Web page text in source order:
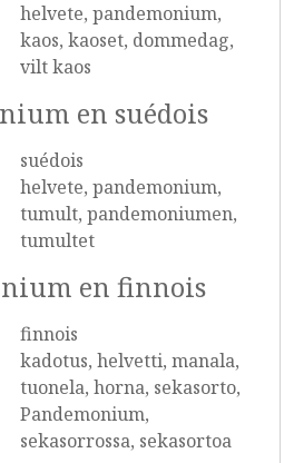
helvete, pandemonium,
kaos, kaoset, dommedag,
vilt kaos
en suédois
suédois
helvete, pandemonium,
tumult, pandemoniumen,
tumultet
en finnois
finnois
kadotus, helvetti, manala,
tuonela, horna, sekasorto,
Pandemonium,
sekasorrossa, sekasortoa